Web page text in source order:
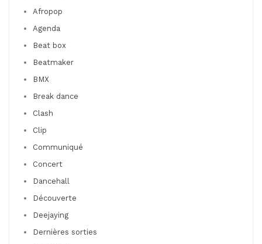
Afropop
Agenda
Beat box
Beatmaker
BMX
Break dance
Clash
Clip
Communiqué
Concert
Dancehall
Découverte
Deejaying
Dernières sorties